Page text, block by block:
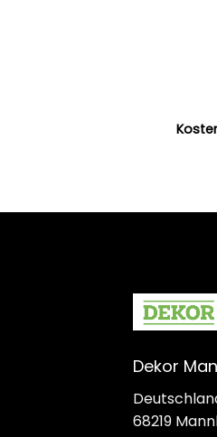
Dekor
68219